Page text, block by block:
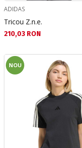
ADIDAS
Tricou Z.n.e.
Текуща цена:
210,03 RON
NOU